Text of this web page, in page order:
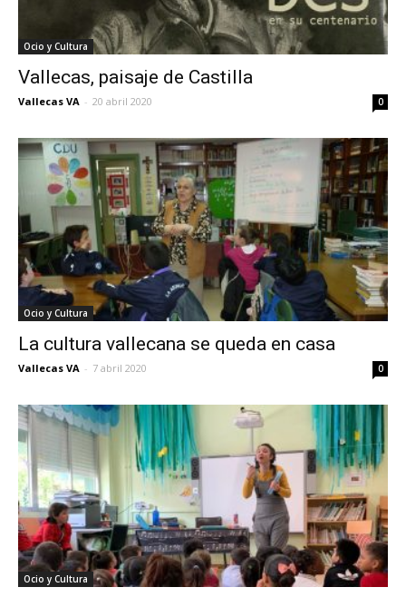
Ocio y Cultura
Vallecas, paisaje de Castilla
Vallecas VA - 20 abril 2020 0
Ocio y Cultura
La cultura vallecana se queda en casa
Vallecas VA - 7 abril 2020 0
Ocio y Cultura